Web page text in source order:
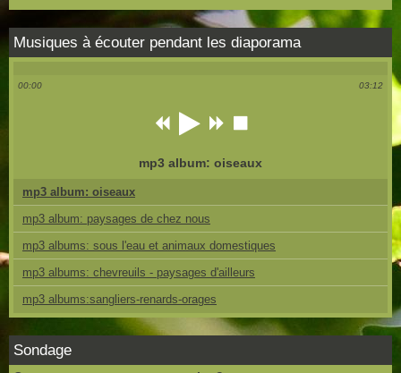
Musiques à écouter pendant les diaporama
00:00 03:12
mp3 album: oiseaux
mp3 album: oiseaux
mp3 album: paysages de chez nous
mp3 albums: sous l'eau et animaux domestiques
mp3 albums: chevreuils - paysages d'ailleurs
mp3 albums:sangliers-renards-orages
Sondage